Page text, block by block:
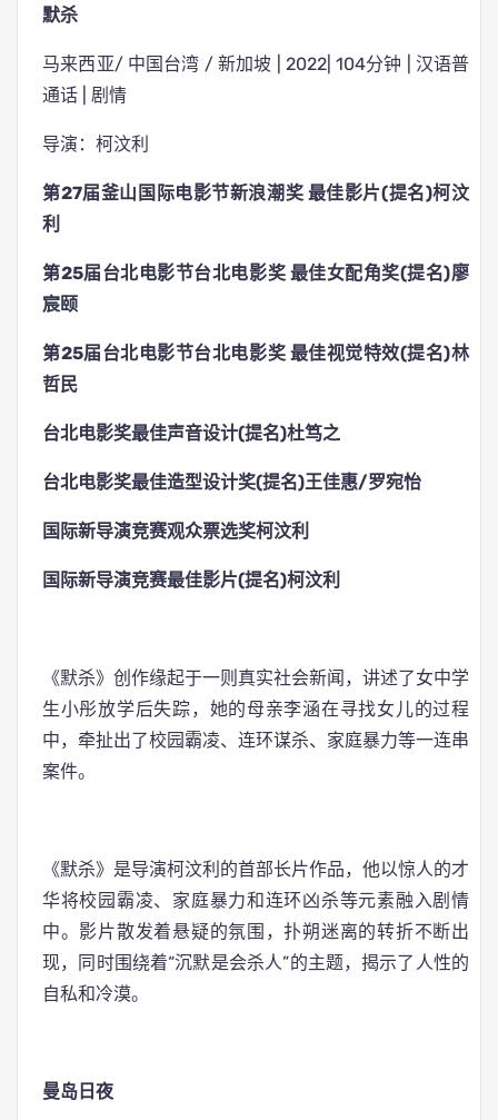
默杀
马来西亚/ 中国台湾 / 新加坡 | 2022| 104分钟 | 汉语普
通话 | 剧情
导演：柯汶利
第27届釜山国际电影节新浪潮奖 最佳影片(提名)柯汶
利
第25届台北电影节台北电影奖 最佳女配角奖(提名)廖
宸颐
第25届台北电影节台北电影奖 最佳视觉特效(提名)林
哲民
台北电影奖最佳声音设计(提名)杜笃之
台北电影奖最佳造型设计奖(提名)王佳惠/罗宛怡
国际新导演竞赛观众票选奖柯汶利
国际新导演竞赛最佳影片(提名)柯汶利
《默杀》创作缘起于一则真实社会新闻，讲述了女中学
生小彤放学后失踪，她的母亲李涵在寻找女儿的过程
中，牵扯出了校园霸凌、连环谋杀、家庭暴力等一连串
案件。
《默杀》是导演柯汶利的首部长片作品，他以惊人的才
华将校园霸凌、家庭暴力和连环凶杀等元素融入剧情
中。影片散发着悬疑的氛围，扑朔迷离的转折不断出
现，同时围绕着“沉默是会杀人”的主题，揭示了人性的
自私和冷漠。
曼岛日夜